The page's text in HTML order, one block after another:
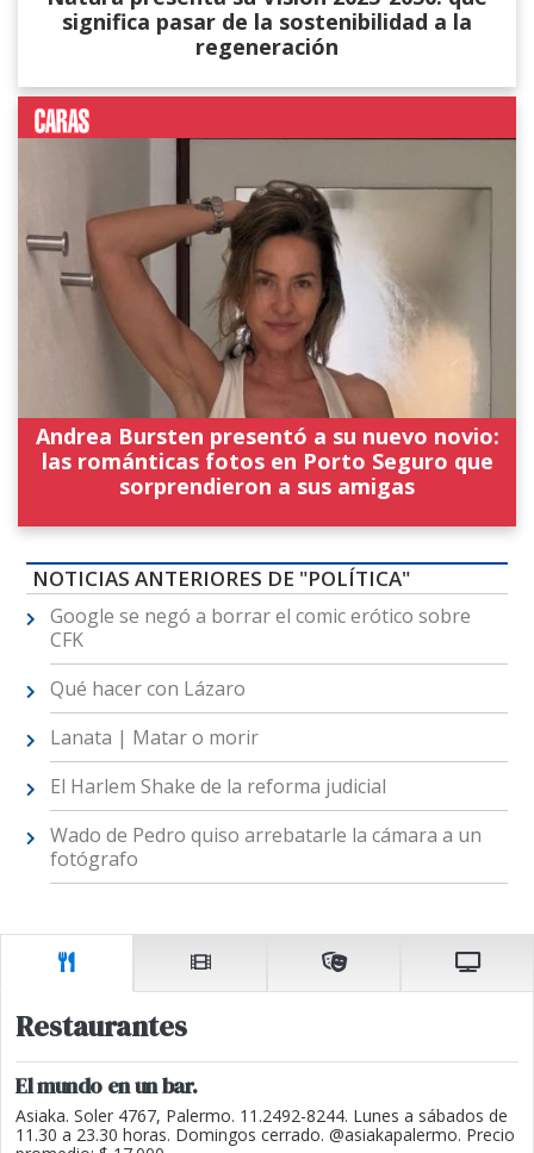
significa pasar de la sostenibilidad a la
regeneración
Andrea Bursten presentó a su nuevo novio:
las románticas fotos en Porto Seguro que
sorprendieron a sus amigas
NOTICIAS ANTERIORES DE "POLÍTICA"
Google se negó a borrar el comic erótico sobre
CFK
Qué hacer con Lázaro
Lanata | Matar o morir
El Harlem Shake de la reforma judicial
Wado de Pedro quiso arrebatarle la cámara a un
fotógrafo
Restaurantes
El mundo en un bar.
Asiaka. Soler 4767, Palermo. 11.2492-8244. Lunes a sábados de
11.30 a 23.30 horas. Domingos cerrado. @asiakapalermo. Precio